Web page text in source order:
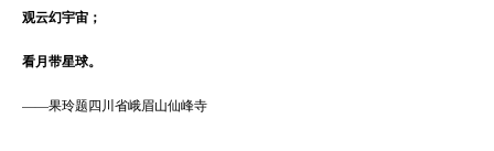
观云幻宇宙；
看月带星球。
——果玲题四川省峨眉山仙峰寺